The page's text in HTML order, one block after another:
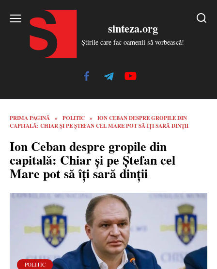
sinteza.org
Știrile care fac oamenii să vorbească!
PRIMA PAGINĂ » POLITIC »
ION CEBAN DESPRE GROPILE DIN
CAPITALĂ: CHIAR ȘI PE ȘTEFAN CEL MARE POT SĂ ÎȚI SARĂ DINȚII
Ion Ceban despre gropile din
capitală: Chiar și pe Ștefan cel
Mare pot să îți sară dinții
POLITIC